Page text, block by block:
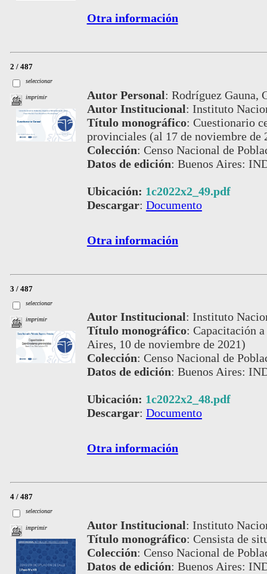
Otra información
2 / 487
seleccionar
imprimir Autor Personal: Rodríguez Gauna,
Autor Institucional: Instituto
Título monográfico: Cuestionario
provinciales (al 17 de noviembre de
Colección: Censo Nacional de
Datos de edición: Buenos Aires:
Ubicación: 1c2022x2_49.pdf
Descargar: Documento
Otra información
3 / 487
seleccionar
imprimir Autor Institucional: Instituto
Título monográfico: Capacitación
Aires, 10 de noviembre de 2021)
Colección: Censo Nacional de
Datos de edición: Buenos Aires:
Ubicación: 1c2022x2_48.pdf
Descargar: Documento
Otra información
4 / 487
seleccionar
imprimir Autor Institucional: Instituto
Título monográfico: Censista de
Colección: Censo Nacional de
Datos de edición: Buenos Aires: